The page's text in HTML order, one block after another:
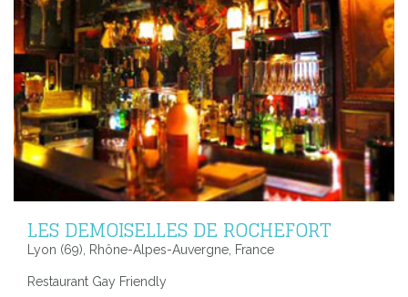
LES DEMOISELLES DE ROCHEFORT
Lyon (69), Rhône-Alpes-Auvergne, France
Restaurant Gay Friendly